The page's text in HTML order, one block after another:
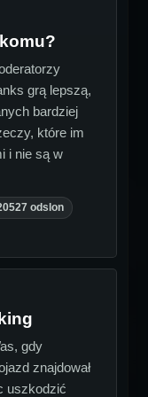
grą lepszą,
bardziej
które im
i nie są w
odslon
gdy
znajdował
uszkodzić